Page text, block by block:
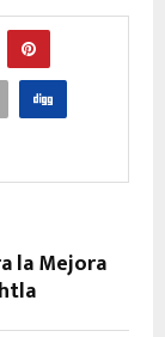
la Mejora